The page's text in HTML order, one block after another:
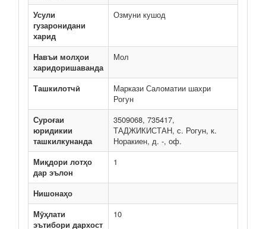
Усули
гузаронидани
харид
Озмуни кушод
Навъи молҳои
харидоришаванда
Мол
Ташкилотчӣ
Маркази Саломатии шахри
Рогун
Суроғаи
юридикии
ташкилкунанда
3509068, 735417,
ТАДЖИКИСТАН, с. Рогун, к.
Норакиен, д. -, оф.
Миқдори лотҳо
дар эълон
1
Нишонаҳо
Мӯҳлати
эътибори дархост
10